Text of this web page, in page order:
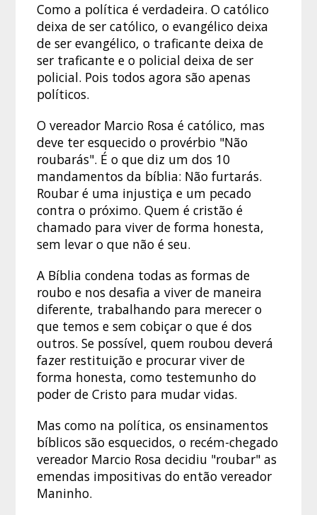
Como a política é verdadeira. O católico
deixa de ser católico, o evangélico deixa
de ser evangélico, o traficante deixa de
ser traficante e o policial deixa de ser
policial. Pois todos agora são apenas
políticos.
O vereador Marcio Rosa é católico, mas
deve ter esquecido o provérbio "Não
roubarás". É o que diz um dos 10
mandamentos da bíblia: Não furtarás.
Roubar é uma injustiça e um pecado
contra o próximo. Quem é cristão é
chamado para viver de forma honesta,
sem levar o que não é seu.
A Bíblia condena todas as formas de
roubo e nos desafia a viver de maneira
diferente, trabalhando para merecer o
que temos e sem cobiçar o que é dos
outros. Se possível, quem roubou deverá
fazer restituição e procurar viver de
forma honesta, como testemunho do
poder de Cristo para mudar vidas.
Mas como na política, os ensinamentos
bíblicos são esquecidos, o recém-chegado
vereador Marcio Rosa decidiu "roubar" as
emendas impositivas do então vereador
Maninho.